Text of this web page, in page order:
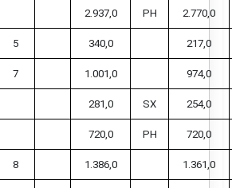
2.937,0 PH 2.770,0
5 340,0 217,0
7 1.001,0 974,0
281,0 SX 254,0
720,0 PH 720,0
8 1.386,0 1.361,0